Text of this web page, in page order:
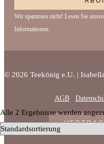
Alle 2 Ergebnisse werden
Wir spammen nicht! Lesen Sie
Informationen.
© 2026 Teekönig e.U. |
AGB